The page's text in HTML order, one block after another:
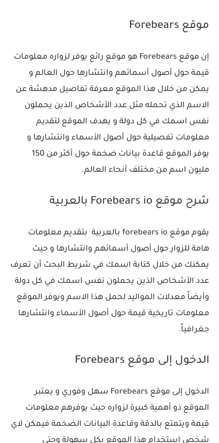
موقع Forebears
إن موقع Forebears هو موقع رائع يوفر لزواره معلومات
قيمة حول أصول أسمائهم وانتشارها حول العالم و
يمكن من خلال هذا الموقع معرفة تفاصيل مدهشة عن
الاسم الذي تحمله مثل عدد الأشخاص الذين يحملون
نفس اسمك في كل دولة و يهدف الموقع لتقديم
معلومات تفصيلية حول أصول الأسماء وانتشارها و
يوفر الموقع قاعدة بيانات ضخمة حول أكثر من 150
مليون اسم من مختلف أنحاء العالم.
شرح موقع Forebears io بالعربية
يقوم موقع forebears io بالعربية بتقديم معلومات
هامة للزوار حول أصول أسمائهم وانتشارها و حيث
يمكنك من خلال كتابة اسمك في شريط البحث أن تعرف
عدد الأشخاص الذين يحملون نفس اسمك في كل دولة
وأيضاً معدلات المواليد لحمل هذا الاسم ويوفر الموقع
معلومات تاريخية قيمة حول أصول الأسماء وانتشارها
جغرافياً.
الدخول إلى موقع Forebears
الدخول إلى موقع Forebears سهل وفوري و يعتبر
الموقع ذو أهمية كبيرة لزواره حيث يوفرهم معلومات
قيمة ويتمتع بالدقة وقاعدة البيانات الضخمة فيمكن لاي
شخص استخدام هذا الموقع بكل سهولة وحتى